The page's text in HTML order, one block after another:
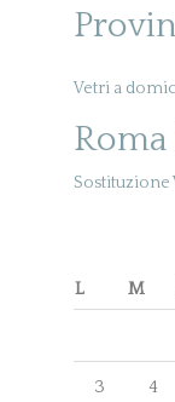
Vetri a
Sostituzione
L
M
3 4